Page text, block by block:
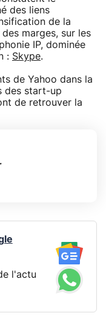
des liens
de la
marges, sur les
IP, dominée
: Skype.
de Yahoo dans la
des start-up
de retrouver la
l'actu